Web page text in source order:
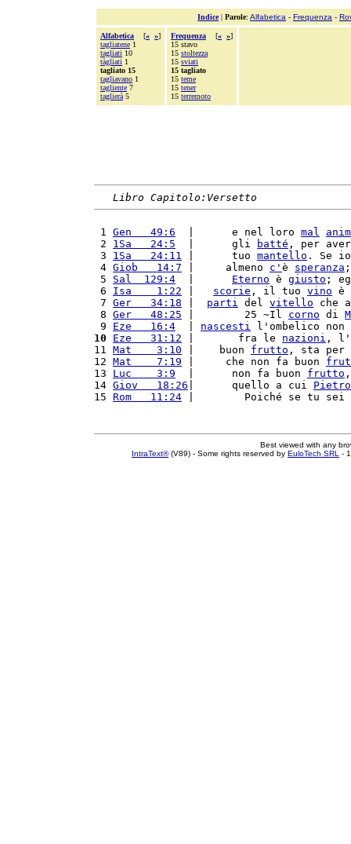
Indice| Parole: Alfabetica - Frequenza -
Alfabetica [« »]
tagliatene 1
tagliati 10
tàgliati 1
tagliato 15
tagliavano 1
tagliente 7
taglierà 5
Frequenza [« »]
15 stavo
15 stoltezza
15 sviati
15 tagliato
15 teme
15 tener
15 terremoto
Libro Capitolo:Versetto
1 Gen   49:6
  |      e nel loro
mal
2 1Sa   24:5
  |      gli
batté , per
3 1Sa   24:11 |      tuo mantello . Se
4 Giob   14:7 |     almeno c' è speranza
5 Sal  129:4 Eterno è giusto ;
6 Isa    1:22 scorie , il tuo vino è
7 Ger   34:18 parti del vitello che
8 Ger   48:25 |        25 ~Il corno di
9 Eze   16:4 nascesti l'ombelico
10
Eze   31:12 |       fra le nazioni ,
11 Mat    3:10 |    buon frutto , sta per
12 Mat    7:19 |     che non fa buon
13 Luc    3:9
  |      non fa buon
frutto
14 Giov   18:26 |      quello a cui Pietro
15 Rom   11:24 |        Poiché se tu sei
Best viewed with any
IntraText®(V89) - Some rights reserved by EuloTech SRL -